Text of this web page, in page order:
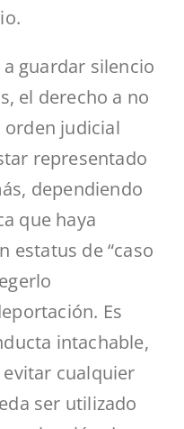
guardar silencio
el derecho a no
judicial
representado
dependiendo
que haya
estatus de “caso
Es
intachable,
cualquier
ser utilizado